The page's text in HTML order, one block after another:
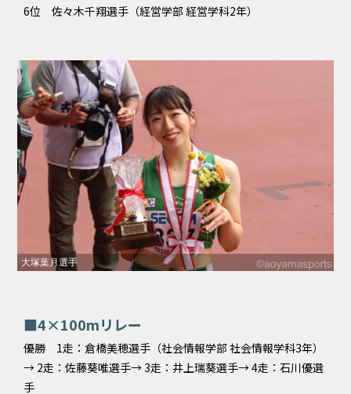
6位 佐々木千翔選手（経営学部 経営学科2年）
大塚葉月選手
■4×100mリレー
優勝 1走：倉橋美穂選手（社会情報学部 社会情報学科3年）
→ 2走：佐藤葵唯選手→ 3走：井上瑞葵選手→ 4走：石川優選
手